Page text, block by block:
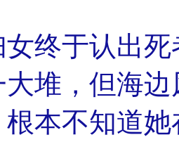
于认出死
堆，但海
本不知道